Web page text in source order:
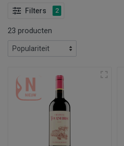
Filters 2
23 producten